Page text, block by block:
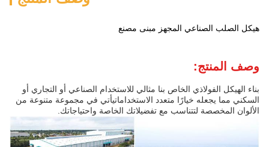
هيكل الصلب الصناعي المجهز مبنى مصنع
وصف المنتج:
بناء الهيكل الفولاذي الخاص بنا مثالي للاستخدام الصناعي أو التجاري أو
السكني مما يجعله خيارًا متعدد الاستخداماتيأتي في مجموعة متنوعة من
الألوان المخصصة لتتناسب مع تفضيلاتك الخاصة واحتياجاتك.